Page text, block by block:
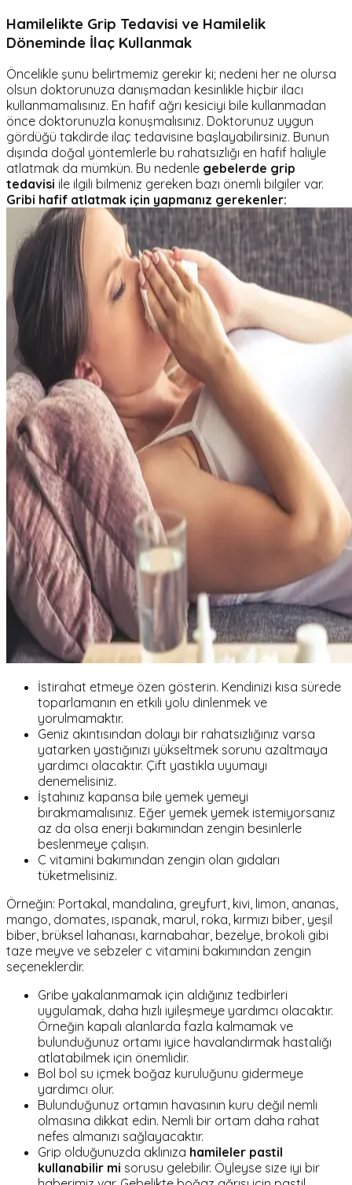
Hamilelikte Grip Tedavisi ve Hamilelik
Döneminde İlaç Kullanmak
Öncelikle şunu belirtmemiz gerekir ki; nedeni her ne olursa
olsun doktorunuza danışmadan kesinlikle hiçbir ilacı
kullanmamalısınız. En hafif ağrı kesiciyi bile kullanmadan
önce doktorunuzla konuşmalısınız. Doktorunuz uygun
gördüğü takdirde ilaç tedavisine başlayabilirsiniz. Bunun
dışında doğal yöntemlerle bu rahatsızlığı en hafif haliyle
atlatmak da mümkün. Bu nedenle gebelerde grip
tedavisi ile ilgili bilmeniz gereken bazı önemli bilgiler var.
Gribi hafif atlatmak için yapmanız gerekenler:
İstirahat etmeye özen gösterin. Kendinizi kısa sürede
toparlamanın en etkili yolu dinlenmek ve
yorulmamaktır.
Geniz akıntısından dolayı bir rahatsızlığınız varsa
yatarken yastığınızı yükseltmek sorunu azaltmaya
yardımcı olacaktır. Çift yastıkla uyumayı
denemelisiniz.
İştahınız kapansa bile yemek yemeyi
bırakmamalısınız. Eğer yemek yemek istemiyorsanız
az da olsa enerji bakımından zengin besinlerle
beslenmeye çalışın.
C vitamini bakımından zengin olan gıdaları
tüketmelisiniz.
Örneğin: Portakal, mandalina, greyfurt, kivi, limon, ananas,
mango, domates, ıspanak, marul, roka, kırmızı biber, yeşil
biber, brüksel lahanası, karnabahar, bezelye, brokoli gibi
taze meyve ve sebzeler c vitamini bakımından zengin
seçeneklerdir.
Gribe yakalanmamak için aldığınız tedbirleri
uygulamak, daha hızlı iyileşmeye yardımcı olacaktır.
Örneğin kapalı alanlarda fazla kalmamak ve
bulunduğunuz ortamı iyice havalandırmak hastalığı
atlatabilmek için önemlidir.
Bol bol su içmek boğaz kuruluğunu gidermeye
yardımcı olur.
Bulunduğunuz ortamın havasının kuru değil nemli
olmasına dikkat edin. Nemli bir ortam daha rahat
nefes almanızı sağlayacaktır.
Grip olduğunuzda aklınıza hamileler pastil
kullanabilir mi sorusu gelebilir. Öyleyse size iyi bir